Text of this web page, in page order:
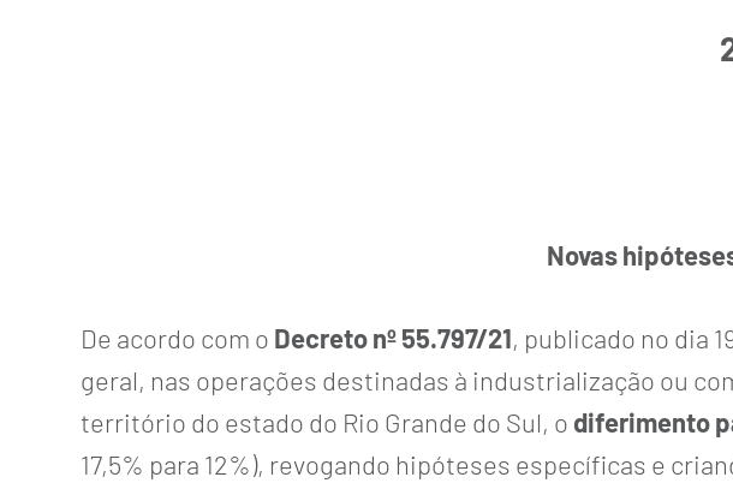
Novas
De acordo com o Decreto nº 55.797/21, publicado no dia
geral, nas operações destinadas à industrialização ou
território do estado do Rio Grande do Sul, o diferimento
17,5% para 12%), revogando hipóteses específicas e